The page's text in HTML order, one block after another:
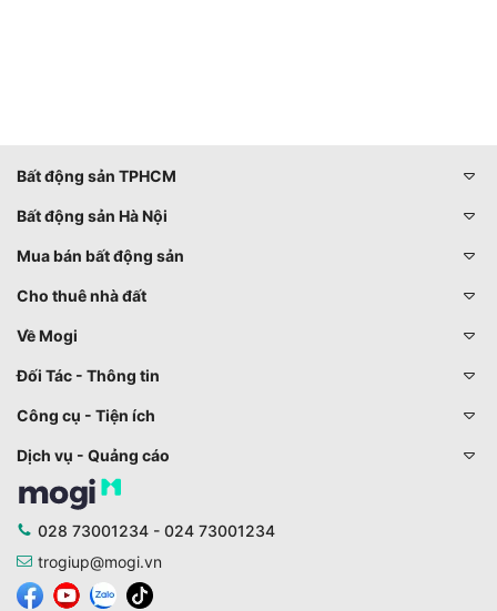
Bất động sản TPHCM
Bất động sản Hà Nội
Mua bán bất động sản
Cho thuê nhà đất
Về Mogi
Đối Tác - Thông tin
Công cụ - Tiện ích
Dịch vụ - Quảng cáo
028 73001234 - 024 73001234
trogiup@mogi.vn